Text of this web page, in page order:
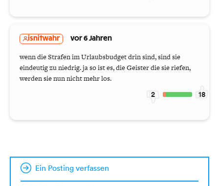
isnitwahr vor 6 Jahren
wenn die Strafen im Urlaubsbudget drin sind, sind sie
eindeutig zu niedrig. ja so ist es, die Geister die sie riefen,
werden sie nun nicht mehr los.
2 18
Ein Posting verfassen